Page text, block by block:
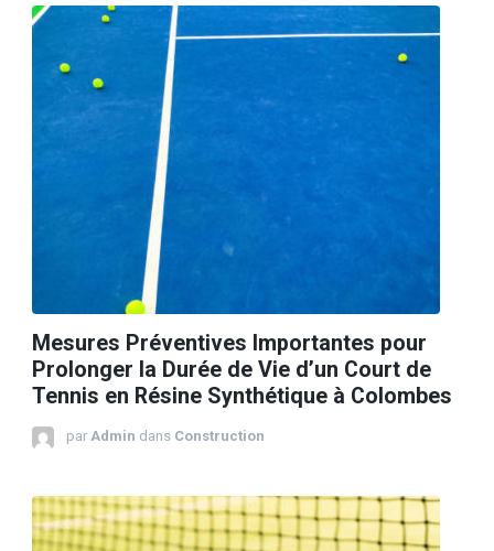
Mesures Préventives Importantes pour
Prolonger la Durée de Vie d’un Court de
Tennis en Résine Synthétique à Colombes
par Admin dans Construction